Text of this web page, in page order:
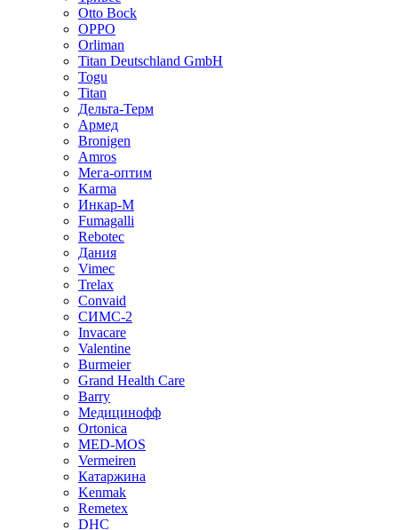
Otto Bock
OPPO
Orliman
Titan Deutschland GmbH
Togu
Titan
Дельта-Терм
Армед
Bronigen
Amros
Мега-оптим
Karma
Инкар-М
Fumagalli
Rebotec
Дания
Vimec
Trelax
Convaid
СИМС-2
Invacare
Valentine
Burmeier
Grand Health Care
Barry
Медицинофф
Ortonica
MED-MOS
Vermeiren
Катаржина
Kenmak
Remetex
DHC